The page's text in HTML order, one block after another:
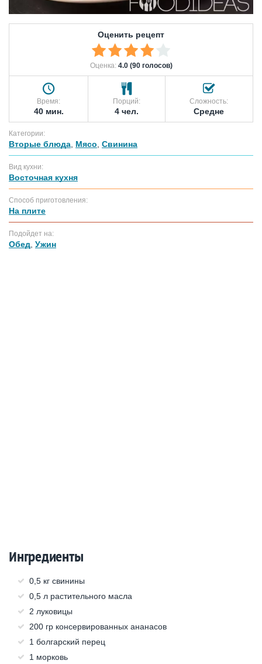
Оценить рецепт
Оценка: 4.0 (90 голосов)
Время:
40 мин.
Порций:
4 чел.
Сложность:
Средне
Категории:
Вторые блюда Мясо Свинина
Вид кухни:
Восточная кухня
Способ приготовления:
На плите
Подойдет на:
Обед Ужин
Ингредиенты
0,5 кг свинины
0,5 л растительного масла
2 луковицы
200 гр консервированных ананасов
1 болгарский перец
1 морковь